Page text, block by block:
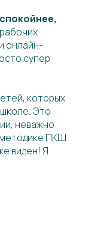
онлайн-
супер
которых
Это
неважно
ПКШ
виден! Я